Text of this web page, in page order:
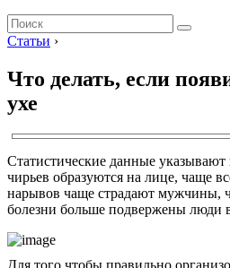
Статьи ›
Что делать, если
ухе
Статистические данные указывают
чирьев образуются на лице, чаще
нарывов чаще страдают мужчины,
болезни больше подвержены люди в
Для того чтобы правильно